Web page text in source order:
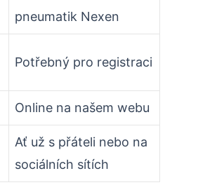
pneumatik Nexen
Potřebný pro registraci
Online na našem webu
Ať už s přáteli nebo na
sociálních sítích